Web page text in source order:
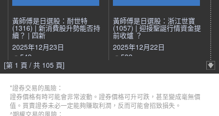
黃師傅是日選股：耐世特
(1316) | 新消費股升勢能否持
續？ | 四新
2025年12月23日
549
黃師傅是日選股：浙江世寶
(1057) | 迎接聖誕行情資金提
前收爐 ？
2025年12月22日
532
[第 1 頁 / 共 105 頁]
*證券交易的風險：
證券價格有時可能會非常波動。證券價格可升可跌，甚至變成毫無價
值。買賣證券未必一定能夠賺取利潤，反而可能會招致損失。
^期權交易的風險：